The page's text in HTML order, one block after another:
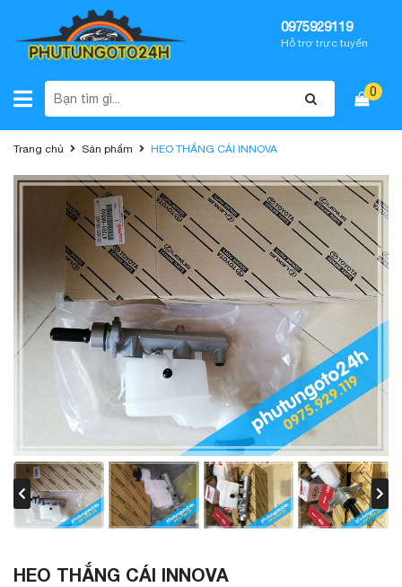
0975929119
Hỗ trợ trực tuyến
0
Trang chủ Sản phẩm HEO THẮNG CÁI INNOVA
HEO THẮNG CÁI INNOVA